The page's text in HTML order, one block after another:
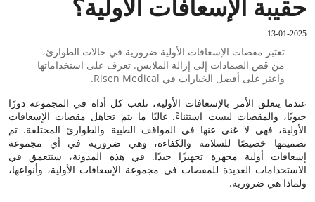
حقيبة الإسعافات الأولية؟
13-01-2025
تعتبر مقصات الإسعافات الأولية ضرورية في حالات الطوارئ،
من قص الضمادات إلى إزالة الملابس. تعرف على استخداماتها
واعثر على أفضل الخيارات في Risen Medical.
عندما يتعلق الأمر بالإسعافات الأولية، تلعب كل أداة في المجموعة دورًا
حيويًا، والمقصات ليست استثناءً. غالبًا ما يتم تجاهل مقصات الإسعافات
الأولية، فهي لا غنى عنها في المواقف الطبية والطوارئ المختلفة. تم
تصميمها خصيصًا للسلامة والكفاءة، وهي ضرورية في أي مجموعة
إسعافات أولية مجهزة تجهيزًا جيدًا. في هذه المدونة، سنتعمق في
الاستخدامات العديدة للمقصات في مجموعة الإسعافات الأولية، وأنواعها،
ولماذا هي ضرورية.